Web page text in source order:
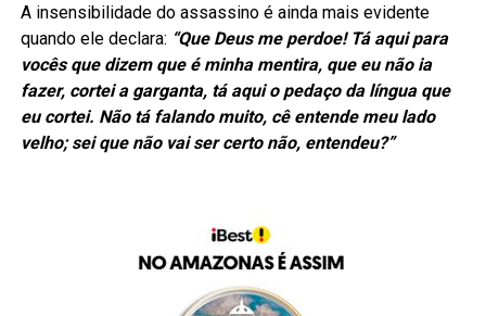
A insensibilidade do assassino é ainda mais evidente
quando ele declara: “Que Deus me perdoe! Tá aqui para
vocês que dizem que é minha mentira, que eu não ia
fazer, cortei a garganta, tá aqui o pedaço da língua que
eu cortei. Não tá falando muito, cê entende meu lado
velho; sei que não vai ser certo não, entendeu?”